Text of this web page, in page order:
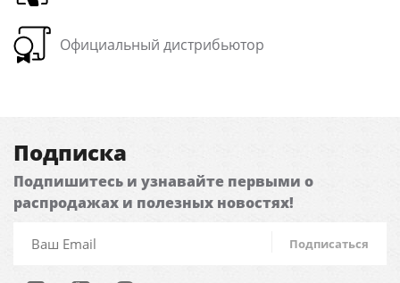
Официальный дистрибьютор
Подписка
Подпишитесь и узнавайте первыми о
распродажах и полезных новостях!
Подписаться